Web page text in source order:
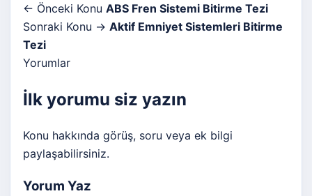
← Önceki Konu ABS Fren Sistemi Bitirme Tezi
Sonraki Konu → Aktif Emniyet Sistemleri Bitirme
Tezi
Yorumlar
İlk yorumu siz yazın
Konu hakkında görüş, soru veya ek bilgi
paylaşabilirsiniz.
Yorum Yaz